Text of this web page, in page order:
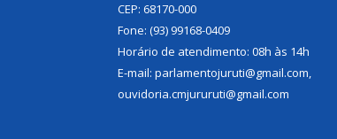
CEP: 68170-000
Fone: (93) 99168-0409
Horário de atendimento: 08h às 14h
E-mail: parlamentojuruti@gmail.com,
ouvidoria.cmjururuti@gmail.com